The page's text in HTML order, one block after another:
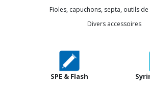
Fioles, capuchons, septa, outils
Divers accessoires
SPE & Flash